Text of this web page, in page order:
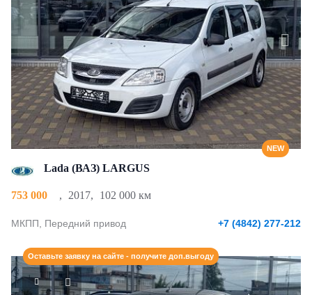
NEW
Lada (ВАЗ) LARGUS
753 000 , 2017, 102 000 км
МКПП, Передний привод +7 (4842) 277-212
Оставьте заявку на сайте - получите доп.выгоду